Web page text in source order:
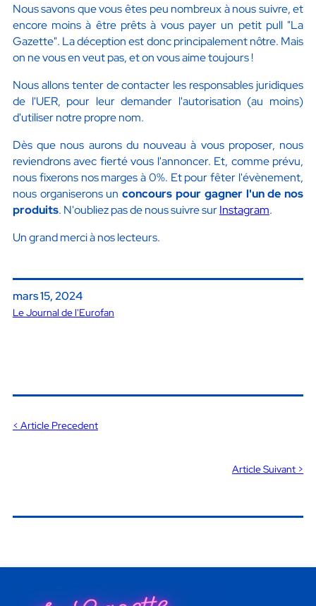
Nous savons que vous êtes peu nombreux à nous suivre, et
encore moins à être prêts à vous payer un petit pull "La
Gazette". La déception est donc principalement nôtre. Mais
on ne vous en veut pas, et on vous aime toujours !
Nous allons tenter de contacter les responsables juridiques
de l'UER, pour leur demander l'autorisation (au moins)
d'utiliser notre propre nom.
Dès que nous aurons du nouveau à vous proposer, nous
reviendrons avec fierté vous l'annoncer. Et, comme prévu,
nous fixerons nos marges à 0%. Et pour fêter l'évènement,
nous organiserons unconcours pour gagner l'un de nos
produits. N'oubliez pas de nous suivre surInstagram.
Un grand merci à nos lecteurs.
mars 15, 2024
Le Journal de l'Eurofan
< Article Precedent
Article Suivant >